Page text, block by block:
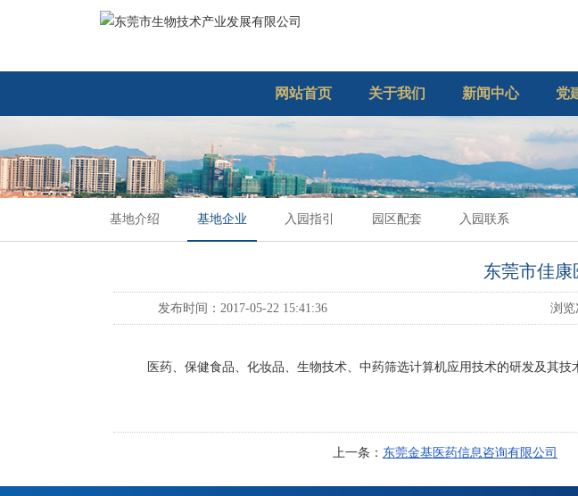
网站首页 关于我们 新闻中心 党
基地介绍 基地企业 入园指引 园区配套 入园联系
东莞市佳康
发布时间：2017-05-22 15:41:36 浏览
医药、保健食品、化妆品、生物技术、中药筛选计算机应用技术的研发及其技
上一条： 东莞金基医药信息咨询有限公司